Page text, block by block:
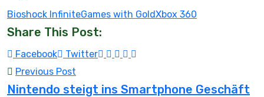
Bioshock InfiniteGames with GoldXbox 360
Share This Post:
Facebook Twitter Youtube
LinkedIn
Whatsapp
Tumblr
Previous Post
Nintendo steigt ins Smartphone Geschäft